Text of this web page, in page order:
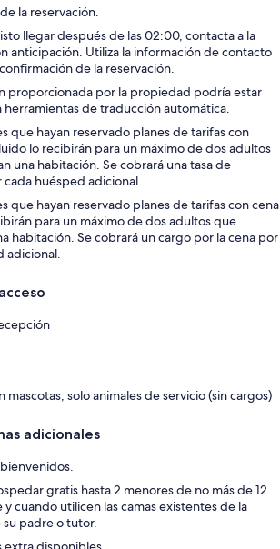
la reservación.
llegar después de las 02:00, contacta a la
anticipación. Utiliza la información de contacto
de la reservación.
proporcionada por la propiedad podría estar
de traducción automática.
que hayan reservado planes de tarifas con
lo recibirán para un máximo de dos adultos
una habitación. Se cobrará una tasa de
huésped adicional.
que hayan reservado planes de tarifas con cena
para un máximo de dos adultos que
habitación. Se cobrará un cargo por la cena por
adicional.
mascotas, solo animales de servicio (sin cargos)
adicionales
gratis hasta 2 menores de no más de 12
y cuando utilicen las camas existentes de la
padre o tutor.